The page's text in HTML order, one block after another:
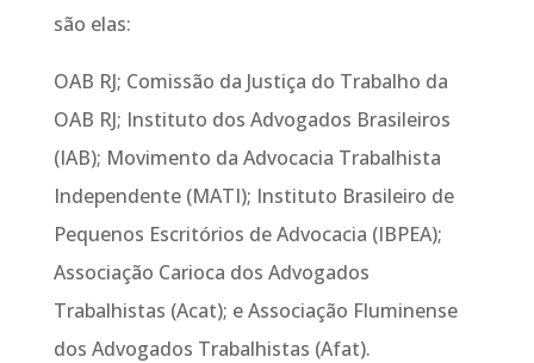
são elas:
OAB RJ; Comissão da Justiça do Trabalho da
OAB RJ; Instituto dos Advogados Brasileiros
(IAB); Movimento da Advocacia Trabalhista
Independente (MATI); Instituto Brasileiro de
Pequenos Escritórios de Advocacia (IBPEA);
Associação Carioca dos Advogados
Trabalhistas (Acat); e Associação Fluminense
dos Advogados Trabalhistas (Afat).